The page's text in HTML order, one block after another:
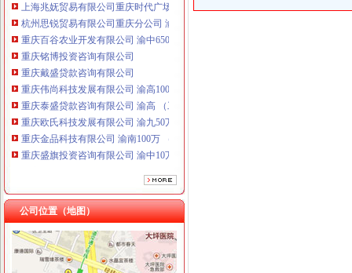
杭州思锐贸易有限公司重庆分公司 渝中 （工商注册）
重庆百谷农业开发有限公司 渝中650万 （注册）
重庆铭博投资咨询有限公司
重庆戴盛贷款咨询有限公司
重庆伟尚科技发展有限公司 渝高100万 （工商注册）
重庆泰盛贷款咨询有限公司 渝高 （工商注册）
重庆欧氏科技发展有限公司 渝九50万 （进出口权）
重庆金品科技有限公司 渝南100万 （进出口权）
重庆盛旗投资咨询有限公司 渝中10万 （工商注册）
重庆凯誉网络通信技术工程有限公司渝中分公司 （工商注册）
上海兆妩贸易有限公司重庆时代广场分公司 渝中 （工商注册）
杭州思锐贸易有限公司重庆分公司 渝中 （工商注册）
重庆百谷农业开发有限公司 渝中650万 （注册）
公司位置（地图）